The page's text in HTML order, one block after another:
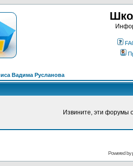
Вадима Русланова
Извините, эти форумы
Powered by